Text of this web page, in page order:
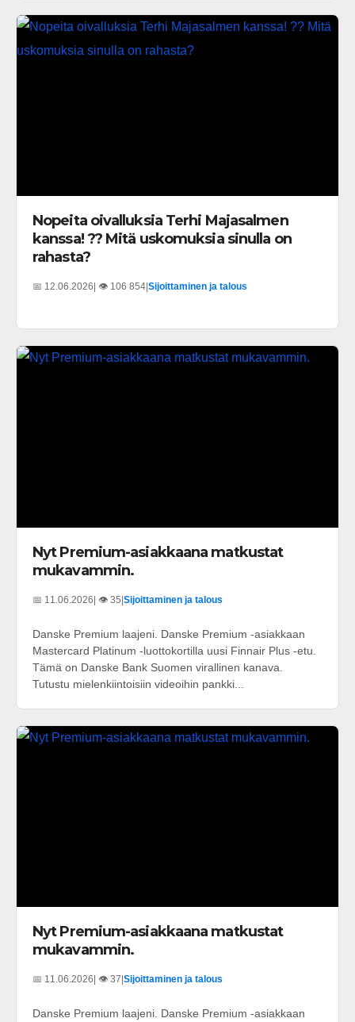
Nopeita oivalluksia Terhi Majasalmen
kanssa! ?? Mitä uskomuksia sinulla on
rahasta?
📅 12.06.2026 | 👁️ 106 854 Sijoittaminen ja talous
Nyt Premium-asiakkaana matkustat
mukavammin.
📅 11.06.2026| 👁️ 35|Sijoittaminen ja talous
Danske Premium laajeni. Danske Premium -asiakkaan
Mastercard Platinum -luottokortilla uusi Finnair Plus -etu.
Tämä on Danske Bank Suomen virallinen kanava.
Tutustu mielenkiintoisiin videoihin pankki...
Nyt Premium-asiakkaana matkustat
mukavammin.
📅 11.06.2026 | 👁️ 37 Sijoittaminen ja talous
Danske Premium laajeni. Danske Premium -asiakkaan